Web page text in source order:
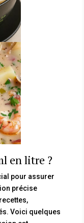
en litre ?
pour assurer
précise
Voici quelques